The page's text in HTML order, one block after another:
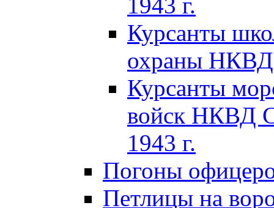
Курсанты
охраны НКВД
Курсанты
войск НКВД
1943 г.
Погоны
Петлицы на